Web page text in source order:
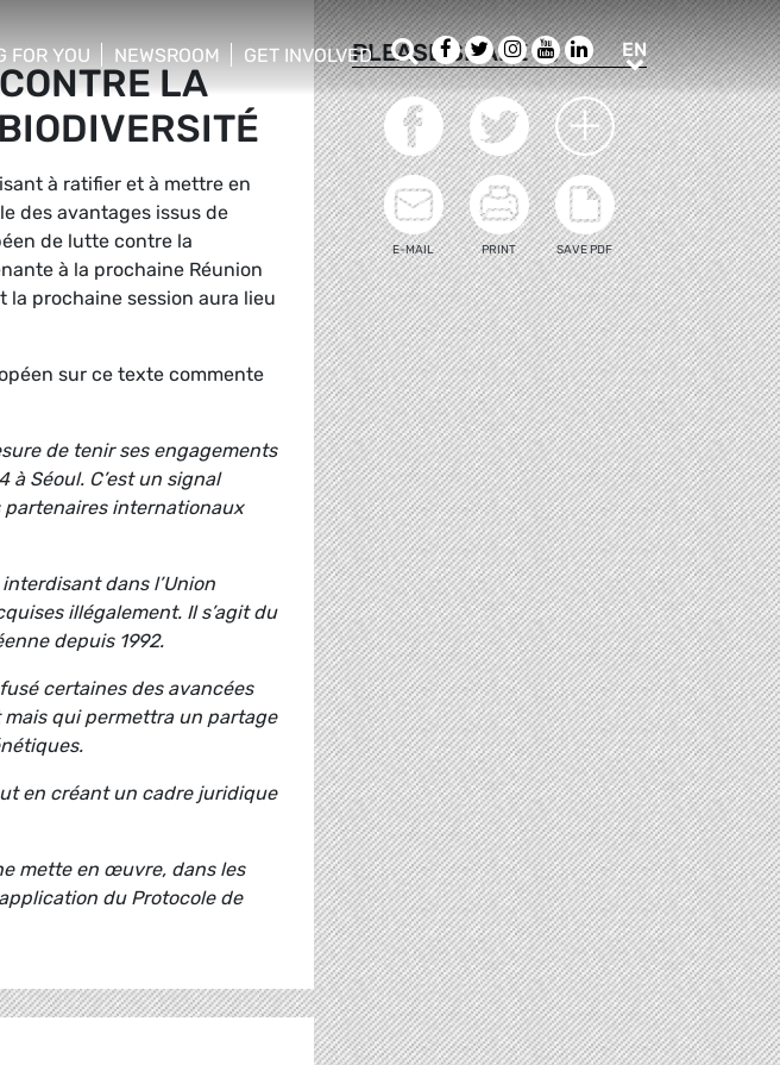
FOR YOU
sub menu
NEWSROOM
show/hide sub menu
GET INVOLVED
show/hide sub menu
SearchFacebook
TwitterInstagram
Youtube
LinkedIn
ENEN
LA
à ratifier et à mettre en
des avantages issus de
de lutte contre la
à la prochaine Réunion
la prochaine session aura lieu
sur ce texte commente
de tenir ses engagements
Séoul. C’est un signal
internationaux
dans l’Union
illégalement. Il s’agit du
depuis 1992.
certaines des avancées
qui permettra un partage
en créant un cadre juridique
mette en œuvre, dans les
du Protocole de
PLEASE SHARE
E-MAIL PRINT SAVE PDF